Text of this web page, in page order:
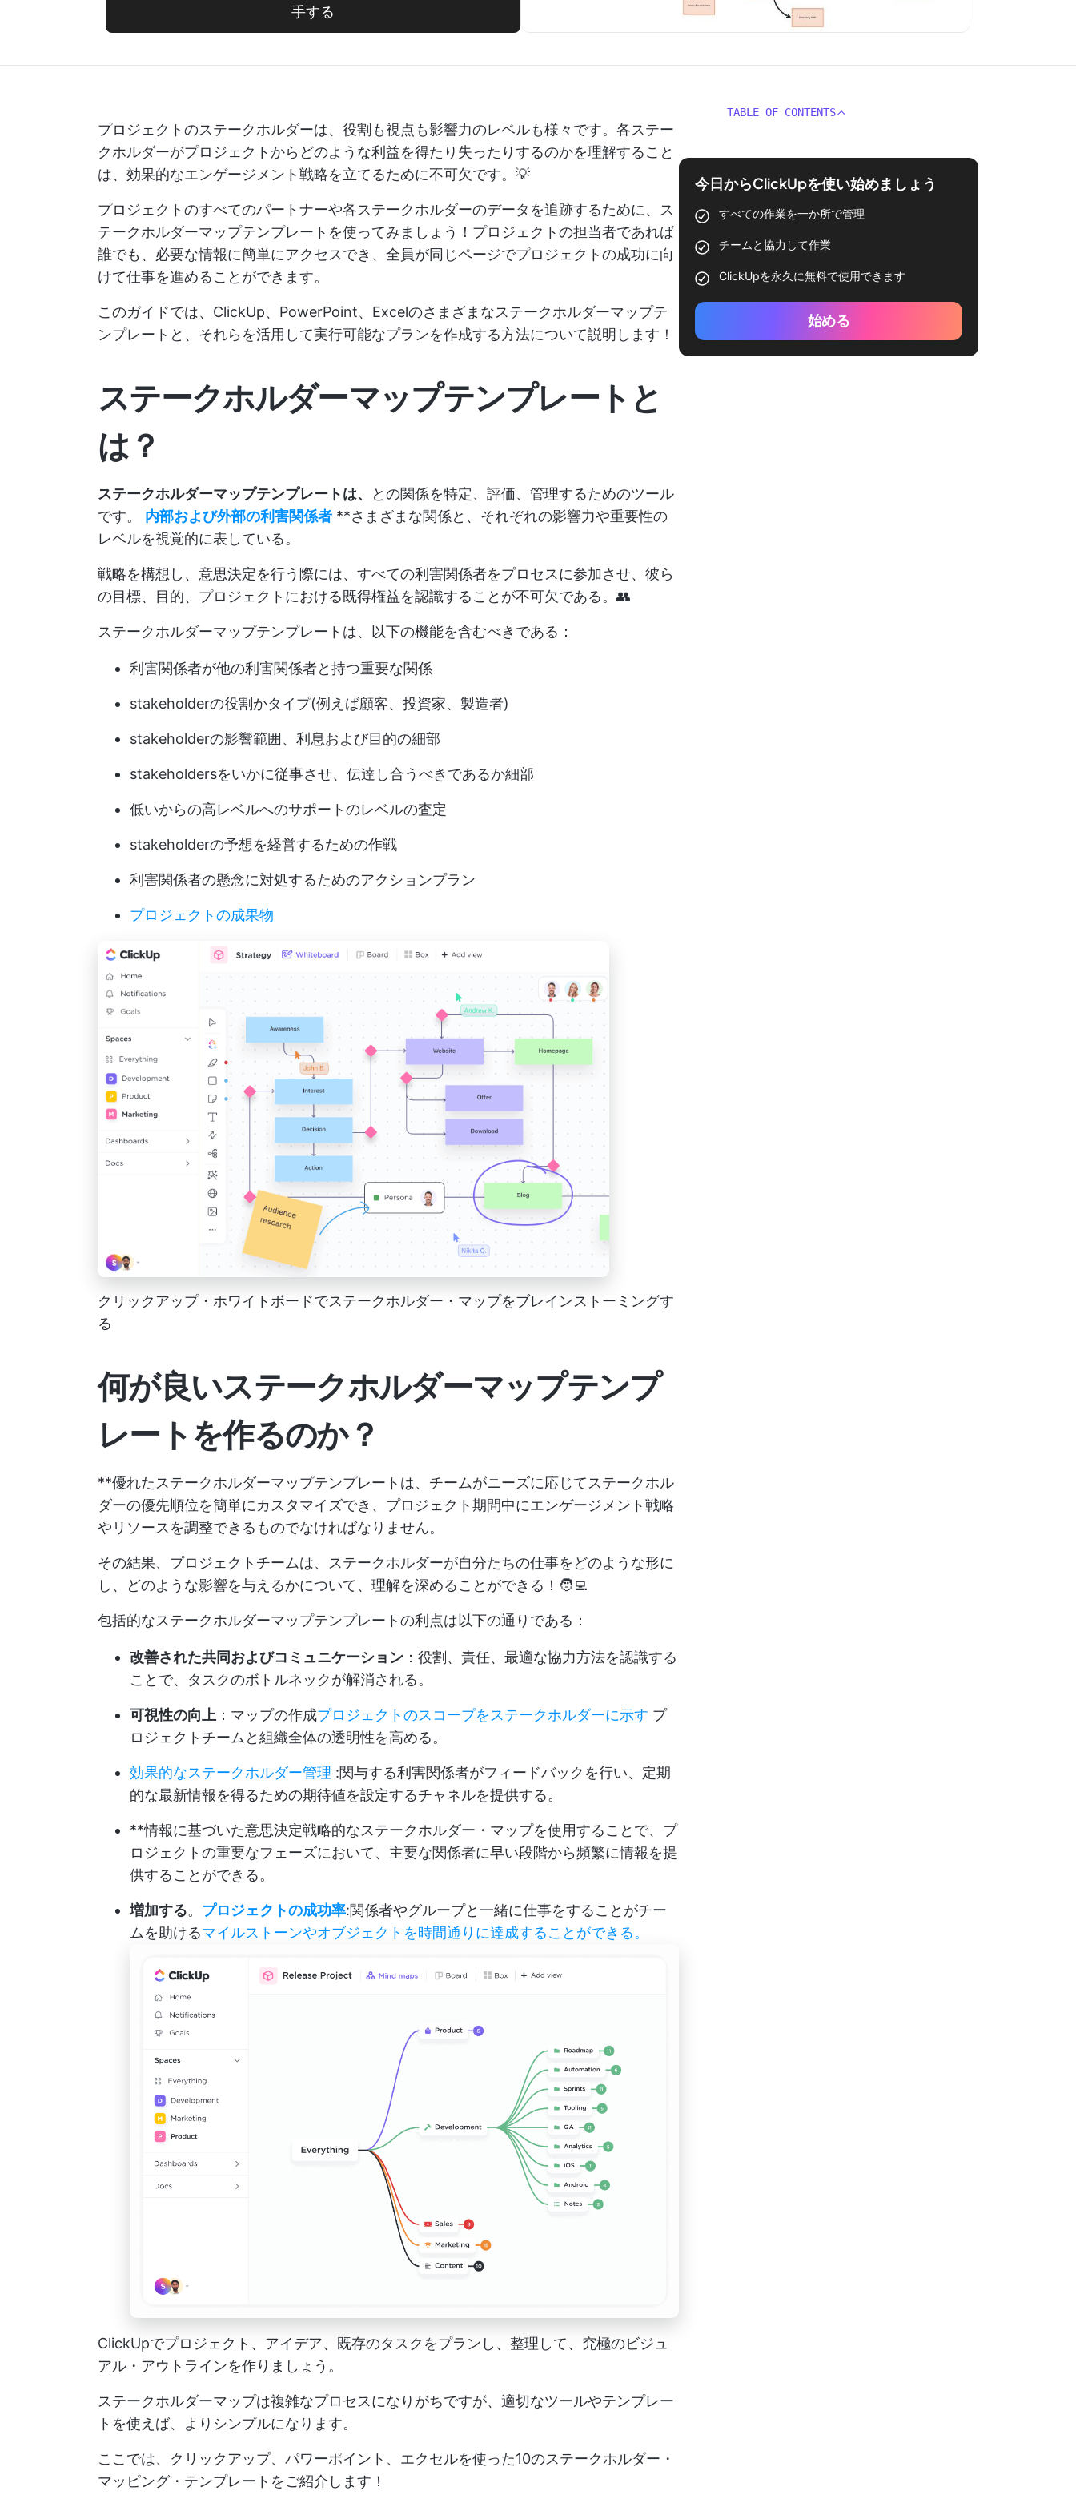
手する
プロジェクトのステークホルダーは、役割も視点も影響力のレベルも様々です。各ステー
クホルダーがプロジェクトからどのような利益を得たり失ったりするのかを理解すること
は、効果的なエンゲージメント戦略を立てるために不可欠です。💡
プロジェクトのすべてのパートナーや各ステークホルダーのデータを追跡するために、ス
テークホルダーマップテンプレートを使ってみましょう！プロジェクトの担当者であれば
誰でも、必要な情報に簡単にアクセスでき、全員が同じページでプロジェクトの成功に向
けて仕事を進めることができます。
このガイドでは、ClickUp、PowerPoint、Excelのさまざまなステークホルダーマップテ
ンプレートと、それらを活用して実行可能なプランを作成する方法について説明します！
ステークホルダーマップテンプレートと
は？
ステークホルダーマップテンプレートは、
との関係を特定、評価、管理するためのツール
です。 内部および外部の利害関係者 **さまざまな関係と、それぞれの影響力や重要性の
レベルを視覚的に表している。
戦略を構想し、意思決定を行う際には、すべての利害関係者をプロセスに参加させ、彼ら
の目標、目的、プロジェクトにおける既得権益を認識することが不可欠である。👥
ステークホルダーマップテンプレートは、以下の機能を含むべきである：
利害関係者が他の利害関係者と持つ重要な関係
stakeholderの役割かタイプ(例えば顧客、投資家、製造者)
stakeholderの影響範囲、利息および目的の細部
stakeholdersをいかに従事させ、伝達し合うべきであるか細部
低いからの高レベルへのサポートのレベルの査定
stakeholderの予想を経営するための作戦
利害関係者の懸念に対処するためのアクションプラン
プロジェクトの成果物
クリックアップ・ホワイトボードでステークホルダー・マップをブレインストーミングす
る
何が良いステークホルダーマップテンプ
レートを作るのか？
**優れたステークホルダーマップテンプレートは、チームがニーズに応じてステークホル
ダーの優先順位を簡単にカスタマイズでき、プロジェクト期間中にエンゲージメント戦略
やリソースを調整できるものでなければなりません。
その結果、プロジェクトチームは、ステークホルダーが自分たちの仕事をどのような形に
し、どのような影響を与えるかについて、理解を深めることができる！🧑‍💻
包括的なステークホルダーマップテンプレートの利点は以下の通りである：
改善された共同およびコミュニケーション ：役割、責任、最適な協力方法を認識する
ことで、タスクのボトルネックが解消される。
可視性の向上 ：マップの作成プロジェクトのスコープをステークホルダーに示す プ
ロジェクトチームと組織全体の透明性を高める。
効果的なステークホルダー管理 :関与する利害関係者がフィードバックを行い、定期
的な最新情報を得るための期待値を設定するチャネルを提供する。
**情報に基づいた意思決定戦略的なステークホルダー・マップを使用することで、プ
ロジェクトの重要なフェーズにおいて、主要な関係者に早い段階から頻繁に情報を提
供することができる。
増加する。 プロジェクトの成功率:関係者やグループと一緒に仕事をすることがチー
ムを助けるマイルストーンやオブジェクトを時間通りに達成することができる。
ClickUpでプロジェクト、アイデア、既存のタスクをプランし、整理して、究極のビジュ
アル・アウトラインを作りましょう。
ステークホルダーマップは複雑なプロセスになりがちですが、適切なツールやテンプレー
トを使えば、よりシンプルになります。
ここでは、クリックアップ、パワーポイント、エクセルを使った10のステークホルダー・
マッピング・テンプレートをご紹介します！
TABLE OF CONTENTS
今日からClickUpを使い始めましょう
すべての作業を一か所で管理
チームと協力して作業
ClickUpを永久に無料で使用できます
始める